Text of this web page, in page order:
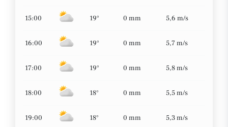
15:00 19° 0 mm 5,6 m/s
16:00 19° 0 mm 5,7 m/s
17:00 19° 0 mm 5,8 m/s
18:00 18° 0 mm 5,5 m/s
19:00 18° 0 mm 5,3 m/s